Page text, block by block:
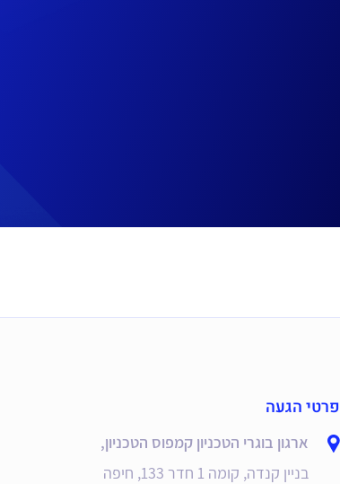
פרטי הגעה
ארגון בוגרי הטכניון קמפוס הטכניון,
בניין קנדה, קומה 1 חדר 133, חיפה